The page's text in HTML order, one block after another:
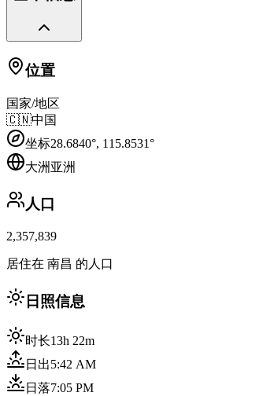
位置
国家/地区
🇨🇳中国
坐标28.6840°, 115.8531°
大洲 亚洲
人口
2,357,839
居住在 南昌 的人口
日照信息
时长13h 22m
日出5:42 AM
日落7:05 PM